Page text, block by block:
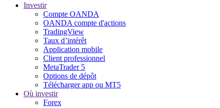
Investir
Compte OANDA
OANDA compte d'actions
TradingView
Taux d’intérêt
Application mobile
Client professionnel
MetaTrader 5
Options de dépôt
Télécharger app ou MT5
Où investir
Forex